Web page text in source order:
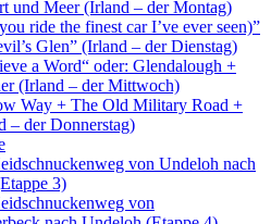
und Meer (Irland – der Montag)
ride the finest car I’ve ever seen)”
Glen” (Irland – der Dienstag)
a Word“ oder: Glendalough +
(Irland – der Mittwoch)
Way + The Old Military Road +
– der Donnerstag)
von Undeloh nach
3)
von